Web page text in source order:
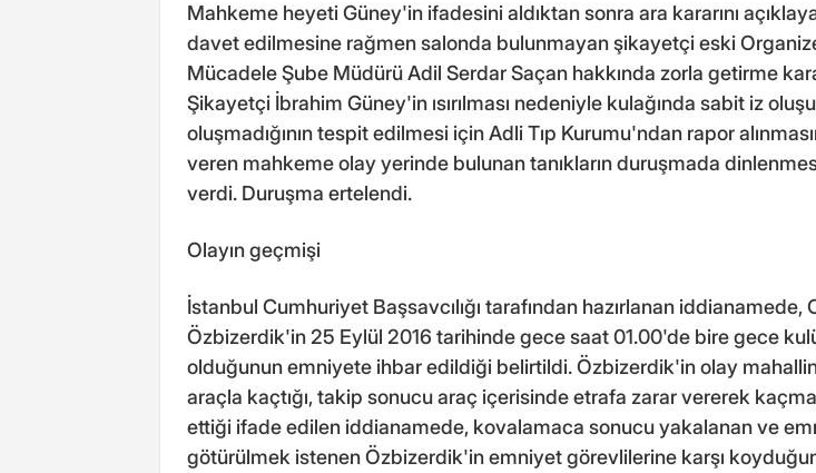
Mahkeme heyeti Güney'in ifadesini aldıktan sonra ara kararını
davet edilmesine rağmen salonda bulunmayan şikayetçi eski
Mücadele Şube Müdürü Adil Serdar Saçan hakkında zorla getirme
Şikayetçi İbrahim Güney'in ısırılması nedeniyle kulağında sabit iz
oluşmadığının tespit edilmesi için Adli Tıp Kurumu'ndan rapor
veren mahkeme olay yerinde bulunan tanıkların duruşmada
verdi. Duruşma ertelendi.
Olayın geçmişi
İstanbul Cumhuriyet Başsavcılığı tarafından hazırlanan iddianamede,
Özbizerdik'in 25 Eylül 2016 tarihinde gece saat 01.00'de bire gece
olduğunun emniyete ihbar edildiği belirtildi. Özbizerdik'in olay
araçla kaçtığı, takip sonucu araç içerisinde etrafa zarar vererek
ettiği ifade edilen iddianamede, kovalamaca sonucu yakalanan ve
götürülmek istenen Özbizerdik'in emniyet görevlilerine karşı